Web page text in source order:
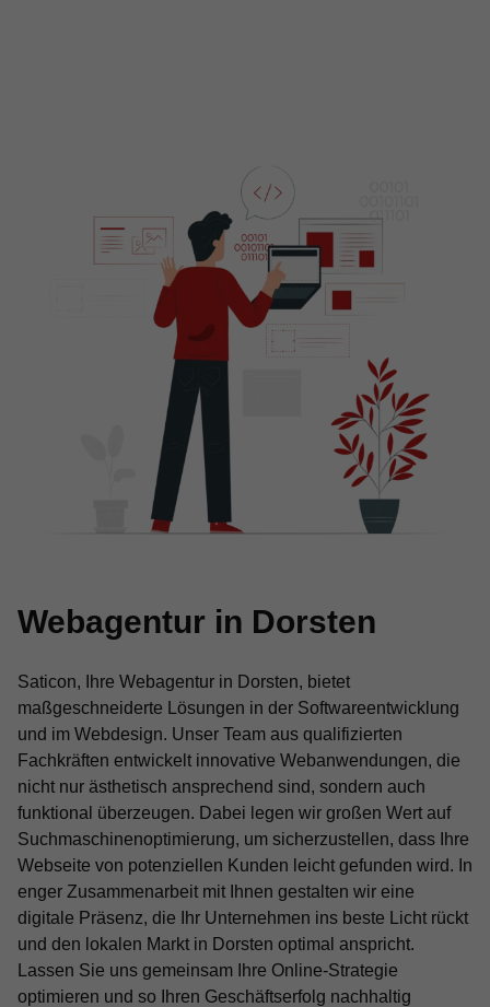
Webagentur in Dorsten
Saticon, Ihre Webagentur in Dorsten, bietet
maßgeschneiderte Lösungen in der Softwareentwicklung
und im Webdesign. Unser Team aus qualifizierten
Fachkräften entwickelt innovative Webanwendungen, die
nicht nur ästhetisch ansprechend sind, sondern auch
funktional überzeugen. Dabei legen wir großen Wert auf
Suchmaschinenoptimierung, um sicherzustellen, dass Ihre
Webseite von potenziellen Kunden leicht gefunden wird. In
enger Zusammenarbeit mit Ihnen gestalten wir eine
digitale Präsenz, die Ihr Unternehmen ins beste Licht rückt
und den lokalen Markt in Dorsten optimal anspricht.
Lassen Sie uns gemeinsam Ihre Online-Strategie
optimieren und so Ihren Geschäftserfolg nachhaltig